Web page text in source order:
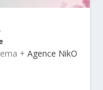
+ Agence NikO